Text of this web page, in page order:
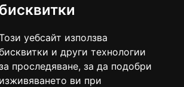
бисквитки
уебсайт използва
и други технологии
проследяване, за да подобри
изживяването ви при
и абонаменти